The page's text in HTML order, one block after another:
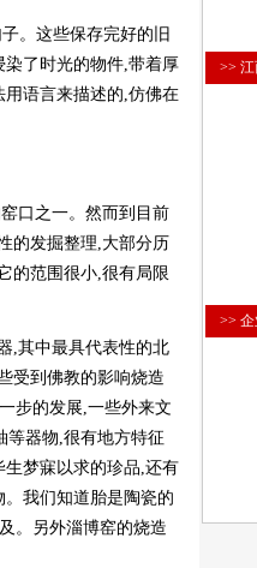
。这些保存完好的旧
了时光的物件,带着厚
语言来描述的,仿佛在
口之一。然而到目前
的发掘整理,大部分历
的范围很小,很有局限
,其中最具代表性的北
受到佛教的影响烧造
步的发展,一些外来文
等器物,很有地方特征
梦寐以求的珍品,还有
我们知道胎是陶瓷的
。另外淄博窑的烧造
>> 江
>> 企